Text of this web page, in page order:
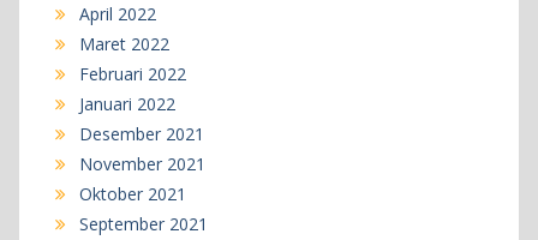
April 2022
Maret 2022
Februari 2022
Januari 2022
Desember 2021
November 2021
Oktober 2021
September 2021